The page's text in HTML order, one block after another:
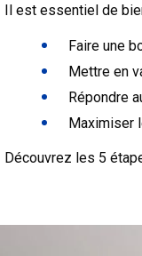
Il est essentiel de
Faire une
Mettre en
Répondre
Maximiser
Découvrez les 5